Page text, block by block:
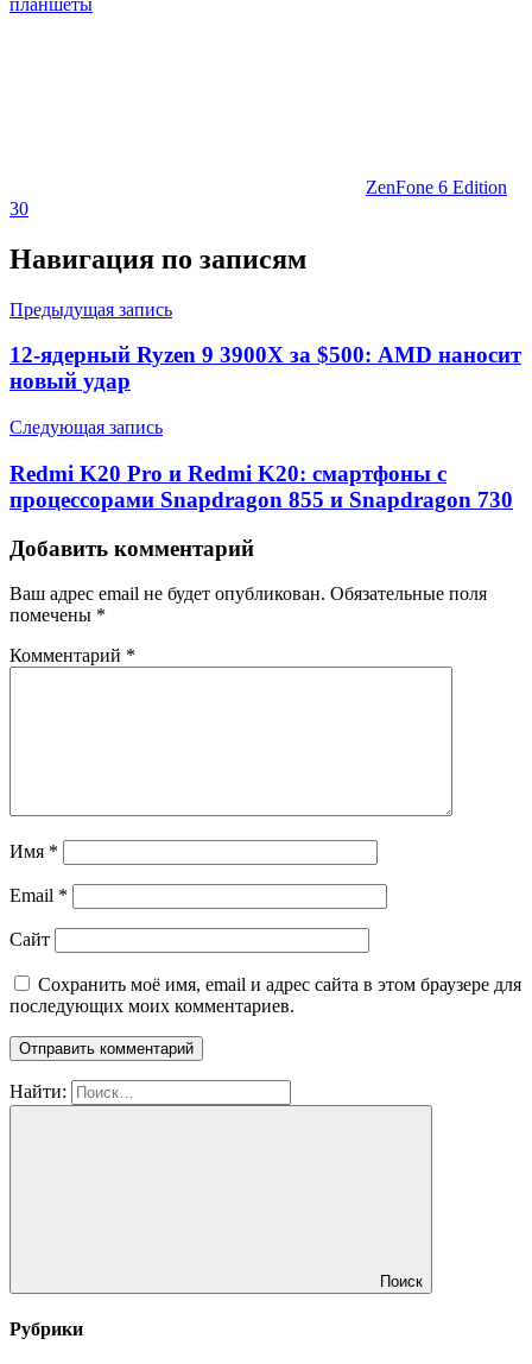
ZenFone 6 Edition
30
Навигация по записям
Предыдущая запись
12-ядерный Ryzen 9 3900X за $500: AMD наносит
новый удар
Следующая запись
Redmi K20 Pro и Redmi K20: смартфоны с
процессорами Snapdragon 855 и Snapdragon 730
Добавить комментарий
Ваш адрес email не будет опубликован. Обязательные поля
помечены *
Комментарий *
Имя *
Email *
Сайт
Сохранить моё имя, email и адрес сайта в этом браузере для
последующих моих комментариев.
Найти:
Поиск
Рубрики